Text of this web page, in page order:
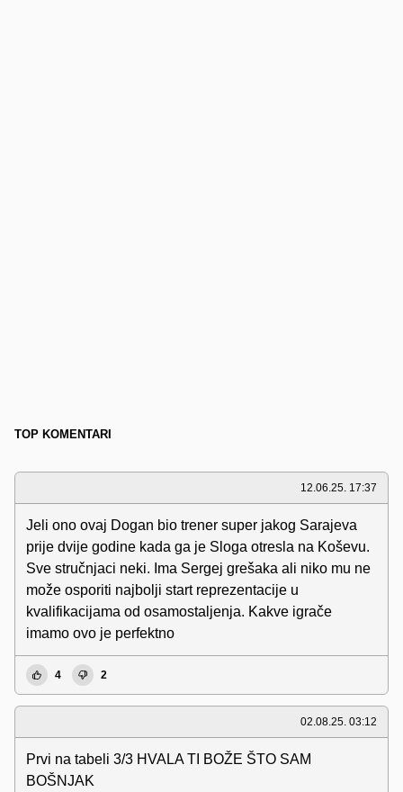
TOP KOMENTARI
12.06.25. 17:37
Jeli ono ovaj Dogan bio trener super jakog Sarajeva
prije dvije godine kada ga je Sloga otresla na Koševu.
Sve stručnjaci neki. Ima Sergej grešaka ali niko mu ne
može osporiti najbolji start reprezentacije u
kvalifikacijama od osamostaljenja. Kakve igrače
imamo ovo je perfektno
4 2
02.08.25. 03:12
Prvi na tabeli 3/3 HVALA TI BOŽE ŠTO SAM
BOŠNJAK